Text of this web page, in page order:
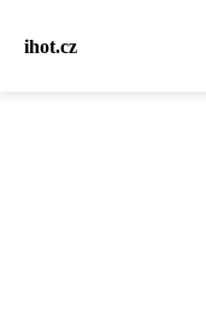
ihot.cz